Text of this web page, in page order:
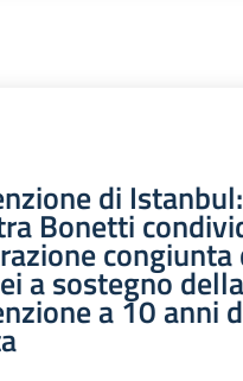
di
Bonetti
a sostegno della
a 10 anni